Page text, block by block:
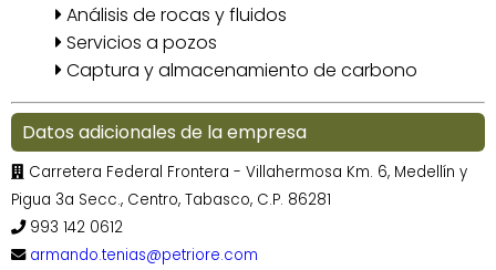
Análisis de rocas y fluidos
Servicios a pozos
Captura y almacenamiento de carbono
Datos adicionales de la empresa
Carretera Federal Frontera - Villahermosa Km. 6, Medellín y
Pigua 3a Secc., Centro, Tabasco, C.P. 86281
993 142 0612
armando.tenias@petriore.com